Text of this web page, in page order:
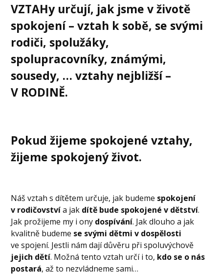
VZTAHy určují, jak jsme v životě
spokojení – vztah k sobě, se svými
rodiči, spolužáky,
spolupracovníky, známými,
sousedy, … vztahy nejbližší–
V RODINĚ.
Pokud žijeme spokojené vztahy,
žijeme spokojený život.
Náš vztah s dítětem určuje, jak budeme spokojení
v rodičovstvía jak dítě bude spokojené v dětství.
Jak prožijeme my i ony dospívání. Jak dlouho a jak
kvalitně budeme se svými dětmi v dospělosti
ve spojení. Jestli nám dají důvěru při spoluvýchově
jejich dětí. Možná tento vztah určí i to, kdo se o nás
postará, až to nezvládneme sami…